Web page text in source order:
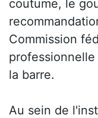
coutume, le
Commission
la barre.
Au sein de